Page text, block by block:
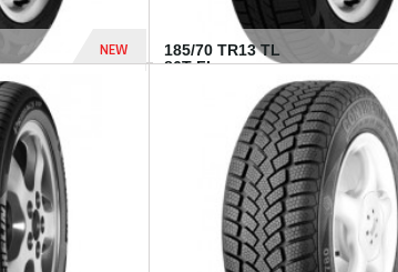
NEW
185/70 TR13 TL
86T FI...